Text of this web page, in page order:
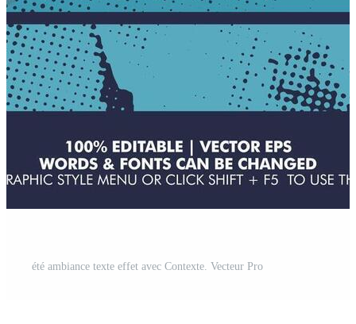
été ambiance texte effet avec Contexte. Vecteur Pro